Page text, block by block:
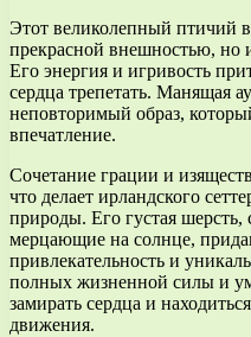
Этот великолепный птичий
прекрасной внешностью, но
Его энергия и игривость
сердца трепетать. Манящая
неповторимый образ,
впечатление.
Сочетание грации и
что делает ирландского
природы. Его густая
мерцающие на солнце,
привлекательность и
полных жизненной силы и
замирать сердца и
движения.